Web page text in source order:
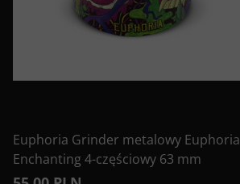
Euphoria Grinder metalowy Euphoria
Enchanting 4-częściowy 63 mm